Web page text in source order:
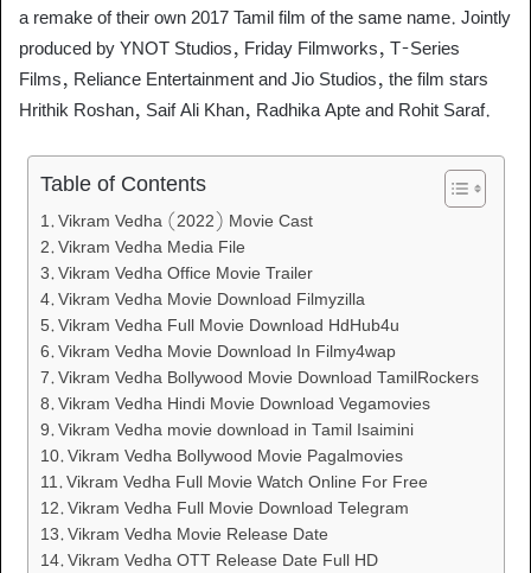
a remake of their own 2017 Tamil film of the same name. Jointly
produced by YNOT Studios, Friday Filmworks, T-Series
Films, Reliance Entertainment and Jio Studios, the film stars
Hrithik Roshan, Saif Ali Khan, Radhika Apte and Rohit Saraf.
Table of Contents
Vikram Vedha (2022) Movie Cast
Vikram Vedha Media File
Vikram Vedha Office Movie Trailer
Vikram Vedha Movie Download Filmyzilla
Vikram Vedha Full Movie Download HdHub4u
Vikram Vedha Movie Download In Filmy4wap
Vikram Vedha Bollywood Movie Download TamilRockers
Vikram Vedha Hindi Movie Download Vegamovies
Vikram Vedha movie download in Tamil Isaimini
Vikram Vedha Bollywood Movie Pagalmovies
Vikram Vedha Full Movie Watch Online For Free
Vikram Vedha Full Movie Download Telegram
Vikram Vedha Movie Release Date
Vikram Vedha OTT Release Date Full HD